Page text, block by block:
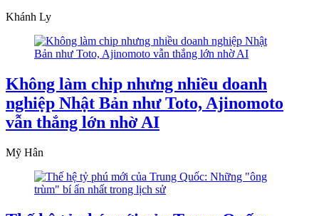
Khánh Ly
Không làm chip nhưng nhiều doanh
nghiệp Nhật Bản như Toto, Ajinomoto
vẫn thắng lớn nhờ AI
Mỹ Hân